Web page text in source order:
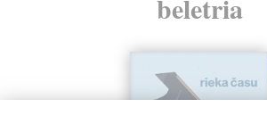
beletria